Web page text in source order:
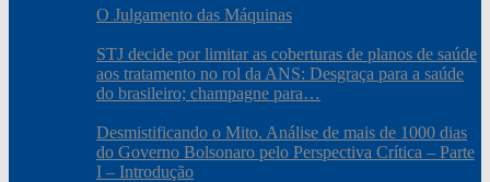
O Julgamento das Máquinas
STJ decide por limitar as coberturas de planos de saúde
aos tratamento no rol da ANS: Desgraça para a saúde
do brasileiro; champagne para…
Desmistificando o Mito. Análise de mais de 1000 dias
do Governo Bolsonaro pelo Perspectiva Crítica – Parte
I – Introdução